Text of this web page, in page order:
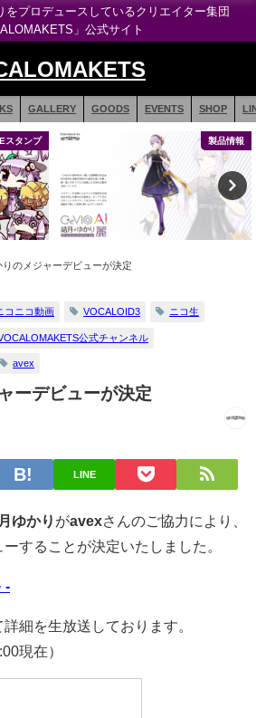
をプロデュースしているクリエイター集団
」公式サイト
GALLERY GOODS EVENTS SHOP
スタンプ 製品情報
りのメジャーデビューが決定
コニコ動画 VOCALOID3 ニコ生
公式チャンネル
avex
ーデビューが決定
LINE
ゆかり がavexさんのご協力により、
することが決定いたしました。
-
細を生放送しております。
現在）